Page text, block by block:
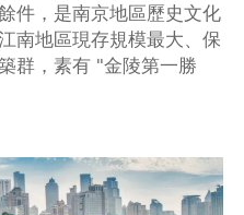
件，是南京地區歷史文化
南地區現存規模最大、保
群，素有 "金陵第一勝